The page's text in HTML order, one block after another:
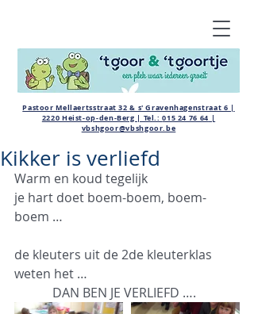
Pastoor Mellaertsstraat 32 & s' Gravenhagenstraat 6 |
2220 Heist-op-den-Berg | Tel.:015 24 76 64 |
vbshgoor@vbshgoor.be
Kikker is verliefd
Warm en koud tegelijk
je hart doet boem-boem, boem-
boem …
de kleuters uit de 2de kleuterklas
weten het …
            DAN BEN JE VERLIEFD ….